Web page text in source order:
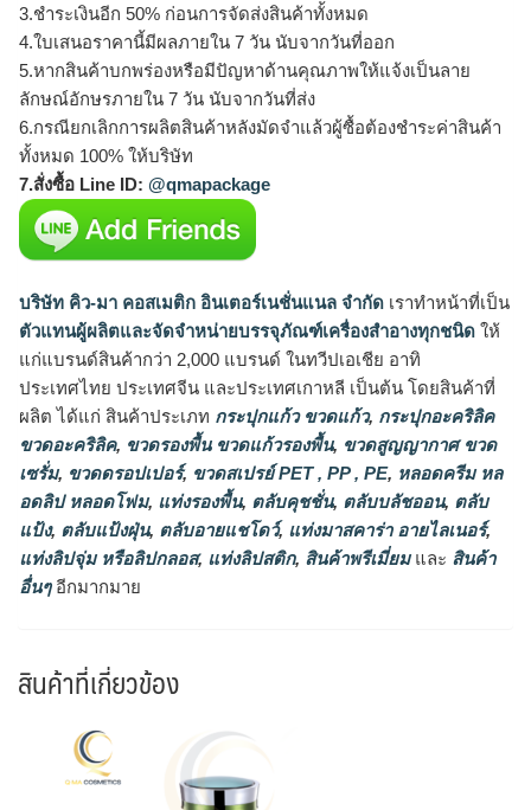
3.ชำระเงินอีก 50% ก่อนการจัดส่งสินค้าทั้งหมด
4.ใบเสนอราคานี้มีผลภายใน 7 วัน นับจากวันที่ออก
5.หากสินค้าบกพร่องหรือมีปัญหาด้านคุณภาพให้แจ้งเป็นลาย
ลักษณ์อักษรภายใน 7 วัน นับจากวันที่ส่ง
6.กรณียกเลิกการผลิตสินค้าหลังมัดจำแล้วผู้ซื้อต้องชำระค่าสินค้า
ทั้งหมด 100% ให้บริษัท
7.สั่งซื้อ Line ID: @qmapackage
บริษัท คิว-มา คอสเมติก อินเตอร์เนชั่นแนล จำกัด เราทำหน้าที่เป็น
ตัวแทนผู้ผลิตและจัดจำหน่ายบรรจุภัณฑ์เครื่องสำอางทุกชนิด ให้
แก่แบรนด์สินค้ากว่า 2,000 แบรนด์ ในทวีปเอเชีย อาทิ
ประเทศไทย ประเทศจีน และประเทศเกาหลี เป็นต้น โดยสินค้าที่
ผลิต ได้แก่ สินค้าประเภท กระปุกแก้ว ขวดแก้ว, กระปุกอะคริลิค
ขวดอะคริลิค, ขวดรองพื้น ขวดแก้วรองพื้น, ขวดสูญญากาศ ขวด
เซรั่ม, ขวดดรอปเปอร์, ขวดสเปรย์ PET , PP , PE, หลอดครีม หล
อดลิป หลอดโฟม, แท่งรองพื้น, ตลับคุชชั่น, ตลับบลัชออน, ตลับ
แป้ง, ตลับแป้งฝุ่น, ตลับอายแชโดว์, แท่งมาสคาร่า อายไลเนอร์,
แท่งลิปจุ่ม หรือลิปกลอส, แท่งลิปสติก, สินค้าพรีเมี่ยมและ สินค้า
อื่นๆอีกมากมาย
สินค้าที่เกี่ยวข้อง